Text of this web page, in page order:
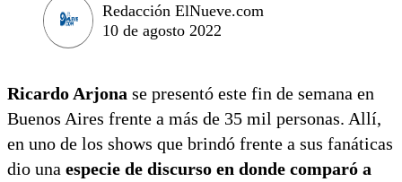
Redacción ElNueve.com
10 de agosto 2022
Ricardo Arjona se presentó este fin de semana en
Buenos Aires frente a más de 35 mil personas. Allí,
en uno de los shows que brindó frente a sus fanáticas
dio una especie de discurso en donde comparó a